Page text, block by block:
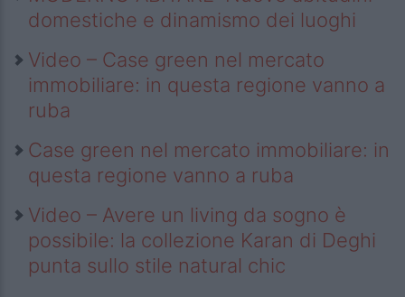
domestiche e dinamismo dei luoghi
Video – Case green nel mercato
immobiliare: in questa regione vanno a
ruba
Case green nel mercato immobiliare: in
questa regione vanno a ruba
Video – Avere un living da sogno è
possibile: la collezione Karan di Deghi
punta sullo stile natural chic